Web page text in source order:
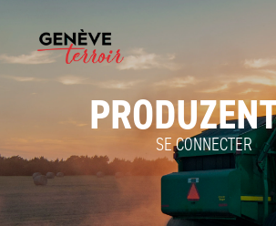
SE CONNECTER